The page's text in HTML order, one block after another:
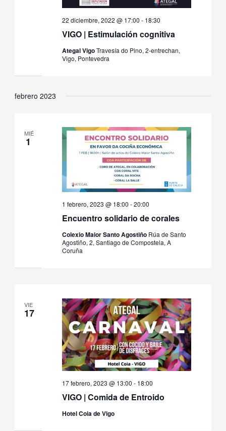
VIGO | Estimulación cognitiva
22 diciembre, 2022 @ 17:00 - 18:30
Ategal VigoTravesía do Pino, 2-entrechan,
Vigo, Pontevedra
febrero 2023
MIÉ
1
Encuentro solidario de corales
1 febrero, 2023 @ 18:00 -20:00
Colexio Maior Santo Agostiño Rúa de Santo
Agostiño, 2, Santiago de Compostela, A
Coruña
VIE
17
VIGO | Comida de Entroido
17 febrero, 2023 @ 13:00 - 18:00
Hotel Coia de Vigo